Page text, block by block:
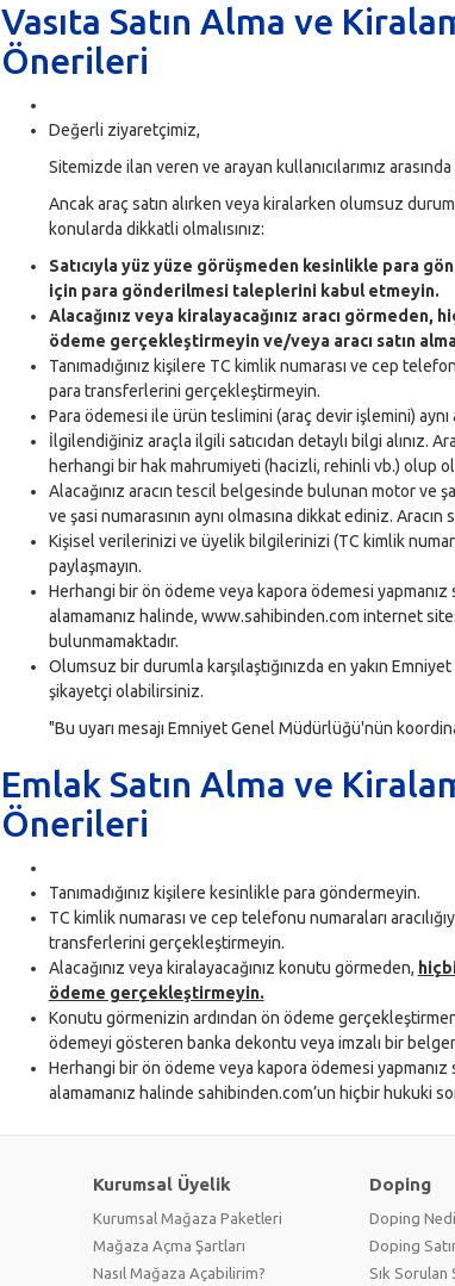
Vasıta Satın Alma ve
Önerileri
Değerli ziyaretçimiz,
Sitemizde ilan veren ve arayan kullanıcılarımız
Ancak araç satın alırken veya kiralarken olumsuz
konularda dikkatli olmalısınız:
Satıcıyla yüz yüze görüşmeden kesinlikle para
için para gönderilmesi taleplerini kabul etmeyin.
Alacağınız veya kiralayacağınız aracı
ödeme gerçekleştirmeyin ve/veya aracı satın
Tanımadığınız kişilere TC kimlik numarası ve cep
para transferlerini gerçekleştirmeyin.
Para ödemesi ile ürün teslimini (araç devir işlemini) aynı
İlgilendiğiniz araçla ilgili satıcıdan detaylı bilgi alınız.
herhangi bir hak mahrumiyeti (hacizli, rehinli vb.) olup
Alacağınız aracın tescil belgesinde bulunan motor ve
ve şasi numarasının aynı olmasına dikkat ediniz. Aracın
Kişisel verilerinizi ve üyelik bilgilerinizi (TC kimlik
paylaşmayın.
Herhangi bir ön ödeme veya kapora ödemesi
alamamanız halinde, www.sahibinden.com internet
bulunmamaktadır.
Olumsuz bir durumla karşılaştığınızda en yakın
şikayetçi olabilirsiniz.
"Bu uyarı mesajı Emniyet Genel Müdürlüğü'nün
Emlak Satın Alma ve
Önerileri
Tanımadığınız kişilere kesinlikle para göndermeyin.
TC kimlik numarası ve cep telefonu numaraları
transferlerini gerçekleştirmeyin.
Alacağınız veya kiralayacağınız konutu görmeden,
ödeme gerçekleştirmeyin.
Konutu görmenizin ardından ön ödeme
ödemeyi gösteren banka dekontu veya imzalı bir
Herhangi bir ön ödeme veya kapora ödemesi
alamamanız halinde sahibinden.com’un hiçbir hukuki
Kurumsal Üyelik
Kurumsal Mağaza Paketleri
Mağaza Açma Şartları
Nasıl Mağaza Açabilirim?
Doping
Doping
Doping
Sık Sorulan